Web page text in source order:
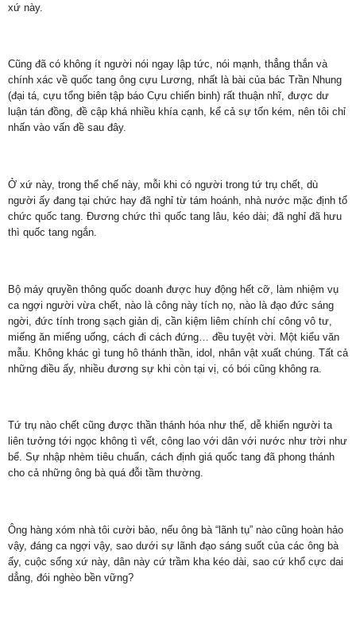
xứ này.
Cũng đã có không ít người nói ngay lập tức, nói mạnh, thẳng thắn và
chính xác về quốc tang ông cựu Lương, nhất là bài của bác Trần Nhung
(đại tá, cựu tổng biên tập báo Cựu chiến binh) rất thuận nhĩ, được dư
luận tán đồng, đề cập khá nhiều khía cạnh, kể cả sự tốn kém, nên tôi chỉ
nhấn vào vấn đề sau đây.
Ở xứ này, trong thể chế này, mỗi khi có người trong tứ trụ chết, dù
người ấy đang tại chức hay đã nghỉ từ tám hoánh, nhà nước mặc định tổ
chức quốc tang. Đương chức thì quốc tang lâu, kéo dài; đã nghỉ đã hưu
thì quốc tang ngắn.
Bộ máy qruyền thông quốc doanh được huy động hết cỡ, làm nhiệm vụ
ca ngợi người vừa chết, nào là công này tích nọ, nào là đạo đức sáng
ngời, đức tính trong sạch giản dị, cần kiệm liêm chính chí công vô tư,
miếng ăn miếng uống, cách đi cách đứng… đều tuyệt vời. Một kiểu văn
mẫu. Không khác gì tung hô thánh thần, idol, nhân vật xuất chúng. Tất cả
những điều ấy, nhiều đương sự khi còn tại vị, có bói cũng không ra.
Tứ trụ nào chết cũng được thần thánh hóa như thế, dễ khiến người ta
liên tưởng tới ngọc không tì vết, công lao với dân với nước như trời như
bể. Sự nhập nhèm tiêu chuẩn, cách định giá quốc tang đã phong thánh
cho cả những ông bà quá đỗi tầm thường.
Ông hàng xóm nhà tôi cười bảo, nếu ông bà “lãnh tụ” nào cũng hoàn hảo
vậy, đáng ca ngợi vậy, sao dưới sự lãnh đạo sáng suốt của các ông bà
ấy, cuộc sống xứ này, dân này cứ trầm kha kéo dài, sao cứ khổ cực dai
dẳng, đói nghèo bền vững?